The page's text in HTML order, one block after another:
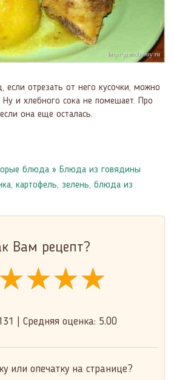
если отрезать от него кусочки, можно
и хлебного сока не помешает. Про
она еще осталась.
блюда » Блюда из говядины
, картофель, зелень, блюда из
Вам рецепт?
Средняя оценка: 5.00
или опечатку на странице?